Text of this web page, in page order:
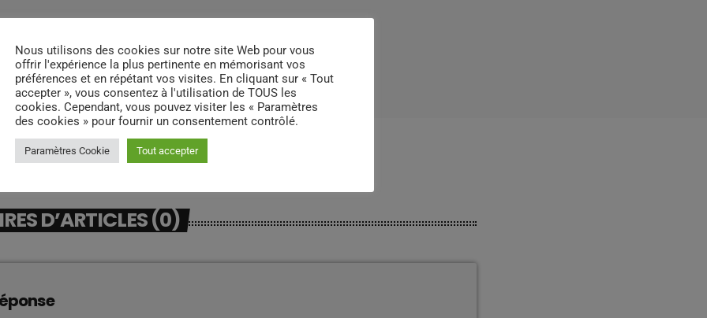
D’ARTICLES (0)
Nous utilisons des cookies sur notre site Web pour vous
offrir l'expérience la plus pertinente en mémorisant vos
préférences et en répétant vos visites. En cliquant sur « Tout
accepter », vous consentez à l'utilisation de TOUS les
cookies. Cependant, vous pouvez visiter les « Paramètres
des cookies » pour fournir un consentement contrôlé.
Paramètres Cookie Tout accepter